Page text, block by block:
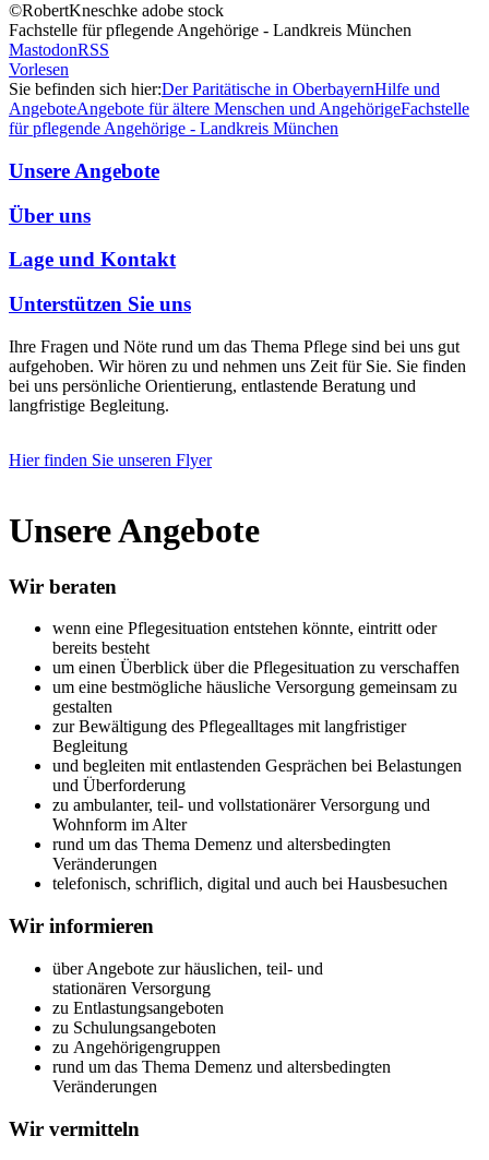
©RobertKneschke adobe stock
Fachstelle für pflegende Angehörige - Landkreis München
MastodonRSS
Vorlesen
Sie befinden sich hier:Der Paritätische in OberbayernHilfe und
AngeboteAngebote für ältere Menschen und AngehörigeFachstelle
für pflegende Angehörige - Landkreis München
Unsere Angebote
Über uns
Lage und Kontakt
Unterstützen Sie uns
Ihre Fragen und Nöte rund um das Thema Pflege sind bei uns gut
aufgehoben. Wir hören zu und nehmen uns Zeit für Sie. Sie finden
bei uns persönliche Orientierung, entlastende Beratung und
langfristige Begleitung.
Hier finden Sie unseren Flyer
Unsere Angebote
Wir beraten
wenn eine Pflegesituation entstehen könnte, eintritt oder
bereits besteht
um einen Überblick über die Pflegesituation zu verschaffen
um eine bestmögliche häusliche Versorgung gemeinsam zu
gestalten
zur Bewältigung des Pflegealltages mit langfristiger
Begleitung
und begleiten mit entlastenden Gesprächen bei Belastungen
und Überforderung
zu ambulanter, teil- und vollstationärer Versorgung und
Wohnform im Alter
rund um das Thema Demenz und altersbedingten
Veränderungen
telefonisch, schriflich, digital und auch bei Hausbesuchen
Wir informieren
über Angebote zur häuslichen, teil- und
stationären Versorgung
zu Entlastungsangeboten
zu Schulungsangeboten
zu Angehörigengruppen
rund um das Thema Demenz und altersbedingten
Veränderungen
Wir vermitteln